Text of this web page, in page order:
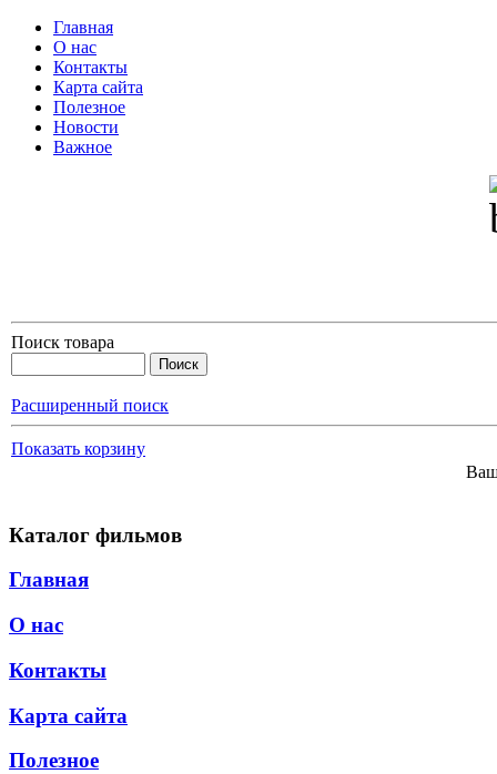
Главная
О нас
Контакты
Карта сайта
Полезное
Новости
Важное
Поиск товара
Расширенный поиск
Показать корзину
Каталог фильмов
Главная
О нас
Контакты
Карта сайта
Полезное